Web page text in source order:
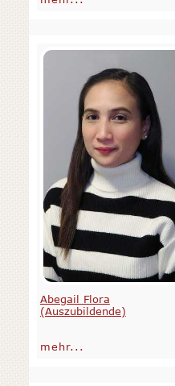
Abegail Flora
(Auszubildende)
mehr...